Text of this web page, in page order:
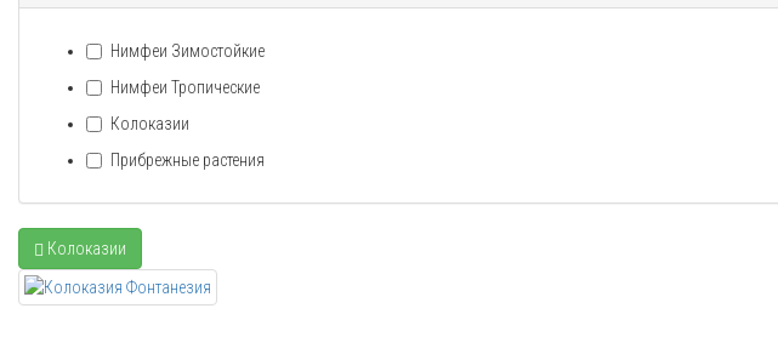
Нимфеи Зимостойкие
Нимфеи Тропические
Колоказии
Прибрежные растения
Колоказии